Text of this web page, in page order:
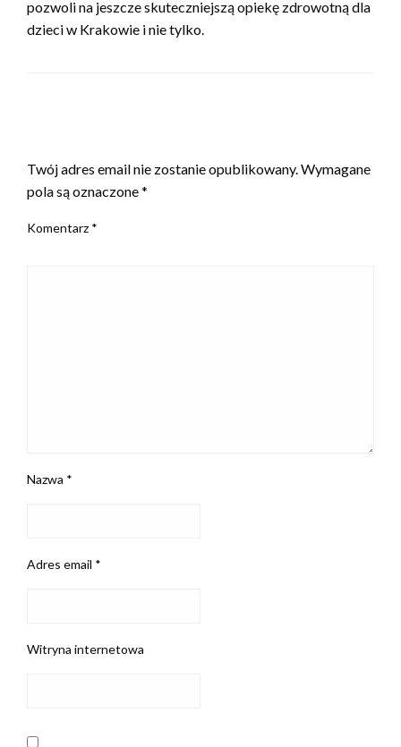
pozwoli na jeszcze skuteczniejszą opiekę zdrowotną dla
dzieci w Krakowie i nie tylko.
Twój adres email nie zostanie opublikowany. Wymagane
pola są oznaczone*
Komentarz *
Nazwa *
Adres email *
Witryna internetowa